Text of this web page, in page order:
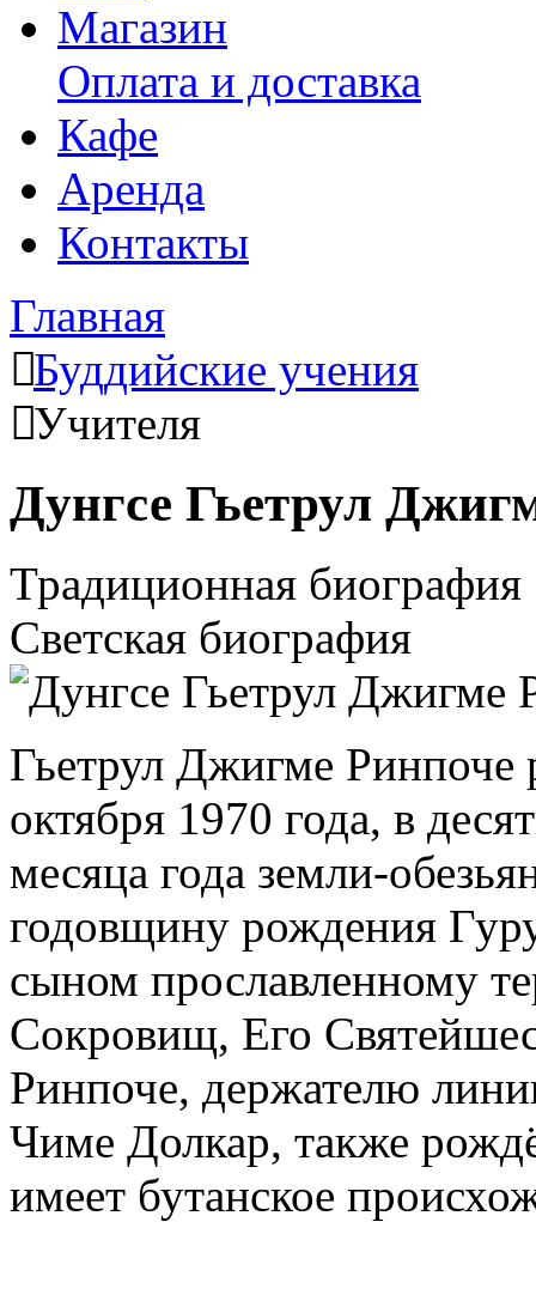
Магазин
Оплата и доставка
Кафе
Аренда
Контакты
Главная
Буддийские учения
Учителя
Дунгсе Гьетрул
Традиционная биография
Светская биография
Гьетрул Джигме Ринпоче
октября 1970 года, в
месяца года земли-
годовщину рождения
сыном прославленному
Сокровищ, Его
Ринпоче, держателю
Чиме Долкар, также
имеет бутанское